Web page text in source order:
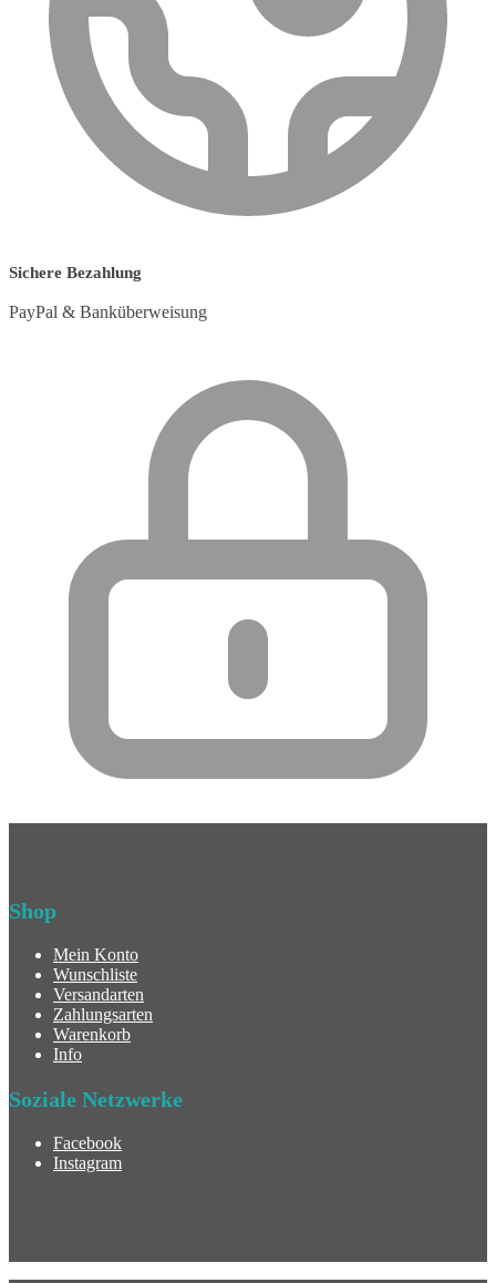
Sichere Bezahlung
PayPal & Banküberweisung
Shop
Mein Konto
Wunschliste
Versandarten
Zahlungsarten
Warenkorb
Info
Soziale Netzwerke
Facebook
Instagram